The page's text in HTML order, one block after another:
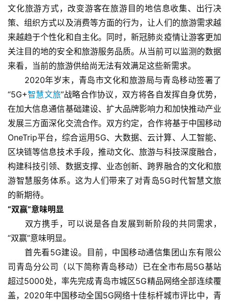
文化旅游方式，改变游客在旅游目的地信息收集、出行决
策、组织方式以及消费等方面的行为，让人们的旅游需求越
来越趋于个性化和自主化。同时，新冠肺炎疫情让游客更加
关注目的地的安全和旅游服务品质。从当前可以监测的数据
来看，当前的旅游供给尚无法有效满足这些新需求。
2020年岁末，青岛市文化和旅游局与青岛移动签署了
“5G+智慧文旅”战略合作协议，双方将各自发挥自身优势，
在加大信息通信基础建设、扩大品牌影响力和加快推动产业
发展三方面深化交流合作。双方约定，合作将基于中国移动
OneTrip平台，综合运用5G、大数据、云计算、人工智能、
区块链等信息技术手段，推动文化、旅游与科技深度融合，
构建科技引领、数据支撑、业态创新、跨界融合的文化和旅
游智慧服务体系。这为人们带来了对青岛5G时代智慧文旅
的新期待。
“双赢”意味明显
双方携手，可以说是各自发展到新阶段的共同需求，
“双赢”意味明显。
首先看5G建设。目前，中国移动通信集团山东有限公
司青岛分公司（以下简称青岛移动）已在全市布局5G基站
超过5000处，率先完成青岛市城区5G精品网络全部连续覆
盖，2020年中国移动全国5G网络十佳标杆城市评比中，青